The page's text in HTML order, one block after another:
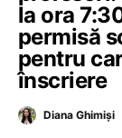
la ora
permisă
pentru
înscriere
Diana Ghimiși